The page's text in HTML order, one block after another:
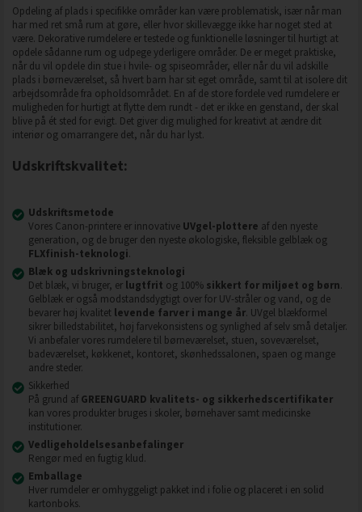
Opdeling af plads i specifikke områder kan være problematisk, især når man
har med ret små rum at gøre, eller hvor skillevægge ikke har noget sted at
være. Dekorative rumdelere er testede og funktionelle løsninger til hurtigt at
opdele sådanne rum og udpege yderligere områder. De er meget praktiske,
når du vil opdele din stue i hvile- og spiseområder, eller når du vil adskille
plads i børneværelset, så hvert barn har sit eget område, samt til at isolere dit
arbejdsområde fra opholdsområdet. En af de store fordele ved rumdelere er
muligheden for hurtigt at flytte dem rundt - det er ikke en genstand, der skal
blive på ét sted for evigt. Det giver dig mulighed for kreativt at ændre dit
interiør og omarrangere det, når du har lyst.
Udskriftskvalitet:
Udskriftsmetode
Vores Canon-printere er innovative UVgel-plottere af den nyeste
generation, og de bruger den nyeste økologiske, fleksible gelblæk og
FLXfinish-teknologi.
Blæk og udskrivningsteknologi
Det blæk, vi bruger, er lugtfrit og 100% sikkert for miljøet og børn.
Gelblæk er også modstandsdygtigt over for UV-stråler og vand, og de
bevarer høj kvalitet levende farver i mange år. UVgel blækformel
sikrer billedstabilitet, høj farvekonsistens og synlighed af selv små detaljer.
Vi anbefaler vores rumdelere til børneværelset, stuen, soveværelset,
badeværelset, køkkenet, kontoret, skønhedssalonen, spaen og mange
andre steder.
Sikkerhed
På grund af GREENGUARD kvalitets- og sikkerhedscertifikater
kan vores produkter bruges i skoler, børnehaver samt medicinske
institutioner.
Vedligeholdelsesanbefalinger
Rengør med en fugtig klud.
Emballage
Hver rumdeler er omhyggeligt pakket ind i folie og placeret i en solid
kartonboks.